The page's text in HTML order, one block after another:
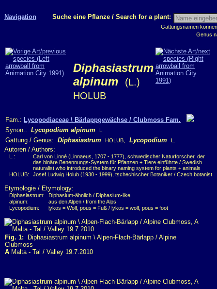
Navigation Suche eine Pflanze / Search for a plant:
Gattungsnamen
Genus
Diphasiastrum
alpinum
(L.)
HOLUB
Fam.: Lycopodiaceae \ Bärlappgewächse / Clubmoss Fam.
Synon.: Lycopodium alpinum L.
Gattung / Genus: Diphasiastrum HOLUB, Lycopodium L.
Autoren / Authors:
L.:
Carl von Linné (Linnaeus, 1707 - 1777), schwedischer Naturforscher, der
das binäre Benennungs-System für Pflanzen + Tiere einführte / Swedish
naturalist who introduced the binary naming system for plants + animals
HOLUB:
Josef Ludwig Holub (1930 - 1999), tschechischer Botaniker / Czech botanist
Etymologie / Etymology:
Diphasiastrum:
Diphasium-ähnlich / Diphasium-like
alpinum:
aus den Alpen / from the Alps
Lycopodium:
lykos = Wolf, pous = Fuß / lykos = wolf, pous = foot
Fig. 1: Diphasiastrum alpinum \ Alpen-Flach-Bärlapp / Alpine
Clubmoss
A Malta - Tal / Valley 19.7.2010